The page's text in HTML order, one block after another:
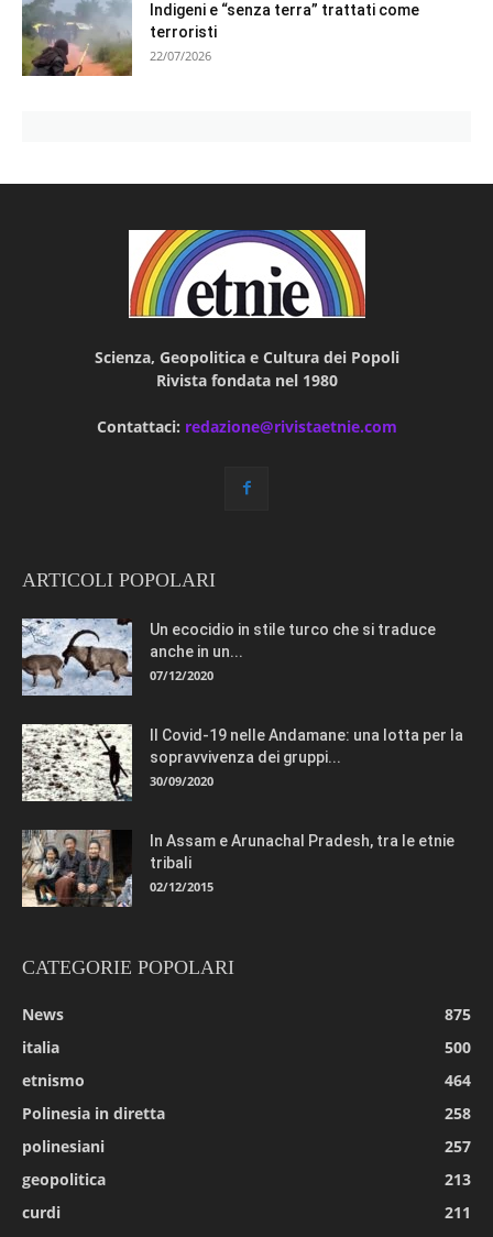
Indigeni e “senza terra” trattati come
terroristi
22/07/2026
Scienza, Geopolitica e Cultura dei Popoli
Rivista fondata nel 1980
Contattaci: redazione@rivistaetnie.com
ARTICOLI POPOLARI
Un ecocidio in stile turco che si traduce
anche in un...
07/12/2020
Il Covid-19 nelle Andamane: una lotta per la
sopravvivenza dei gruppi...
30/09/2020
In Assam e Arunachal Pradesh, tra le etnie
tribali
02/12/2015
CATEGORIE POPOLARI
News
875
italia
500
etnismo
464
Polinesia in diretta
258
polinesiani
257
geopolitica
213
curdi
211